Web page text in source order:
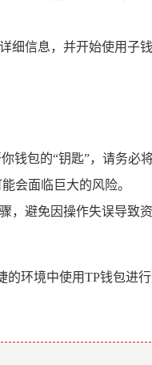
细信息，并开始使用子
钱包的“钥匙”，请务必
会面临巨大的风险。
，避免因操作失误导致
环境中使用TP钱包进